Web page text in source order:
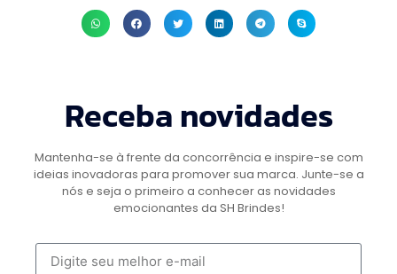
Receba novidades
Mantenha-se à frente da concorrência e inspire-se com
ideias inovadoras para promover sua marca. Junte-se a
nós e seja o primeiro a conhecer as novidades
emocionantes da SH Brindes!